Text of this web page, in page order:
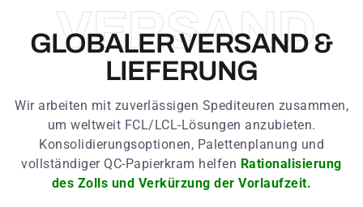
VERSAND
GLOBALER VERSAND &
LIEFERUNG
Wir arbeiten mit zuverlässigen Spediteuren zusammen,
um weltweit FCL/LCL-Lösungen anzubieten.
Konsolidierungsoptionen, Palettenplanung und
vollständiger QC-Papierkram helfen Rationalisierung
des Zolls und Verkürzung der Vorlaufzeit.